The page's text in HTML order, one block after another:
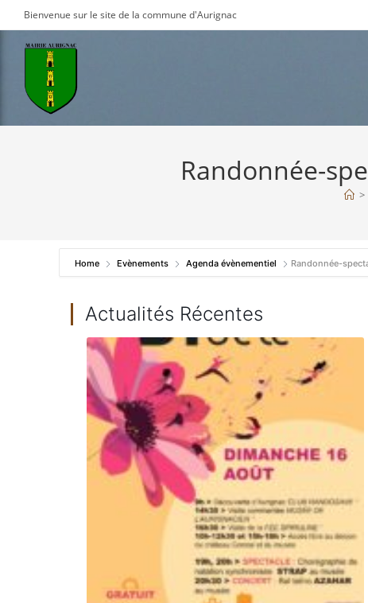
to
content
Bienvenue sur le site de la commune d'Aurignac
Randonnée-
>
Home Evènements Agenda évènementiel Randonnée-
Actualités Récentes